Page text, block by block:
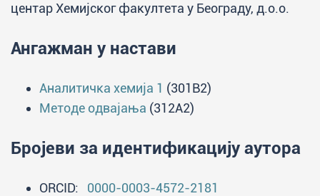
центар Хемијског факултета у Београду, д.о.о.
Ангажман у настави
Аналитичка хемија 1 (301B2)
Методе одвајања (312A2)
Бројеви за идентификацију аутора
ORCID: 0000-0003-4572-2181